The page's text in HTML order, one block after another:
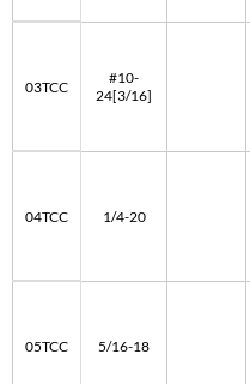
03TCC
#10-
24[3/16]
04TCC 1/4-20
05TCC 5/16-18